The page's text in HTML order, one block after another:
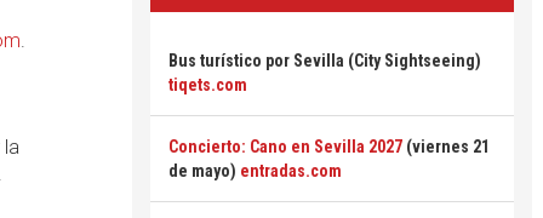
.
la
Bus turístico por Sevilla (City Sightseeing)
tiqets.com
Concierto: Cano en Sevilla 2027 (viernes 21
de mayo) entradas.com